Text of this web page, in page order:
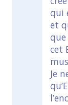
qui
et
cet
Je